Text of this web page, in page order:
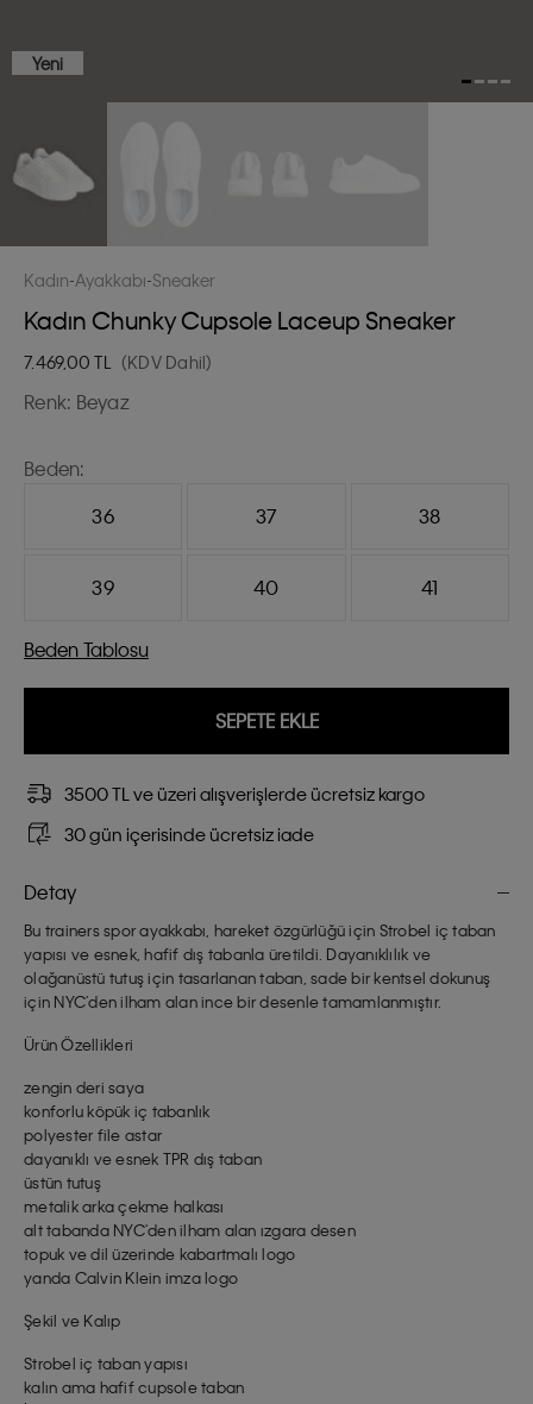
Yeni
Kadın Ayakkabı Sneaker
Kadın Chunky Cupsole Laceup Sneaker
7.469,00 TL (KDV Dahil)
Renk: Beyaz
Beden:
36
37 38
39 40 41
Beden Tablosu
SEPETE EKLE
3500 TL ve üzeri alışverişlerde ücretsiz kargo
30 gün içerisinde ücretsiz iade
Detay
Bu trainers spor ayakkabı, hareket özgürlüğü için Strobel iç taban
yapısı ve esnek, hafif dış tabanla üretildi. Dayanıklılık ve
olağanüstü tutuş için tasarlanan taban, sade bir kentsel dokunuş
için NYC'den ilham alan ince bir desenle tamamlanmıştır.
Ürün Özellikleri
zengin deri saya
konforlu köpük iç tabanlık
polyester file astar
dayanıklı ve esnek TPR dış taban
üstün tutuş
metalik arka çekme halkası
alt tabanda NYC'den ilham alan ızgara desen
topuk ve dil üzerinde kabartmalı logo
yanda Calvin Klein imza logo
Şekil ve Kalıp
Strobel iç taban yapısı
kalın ama hafif cupsole taban